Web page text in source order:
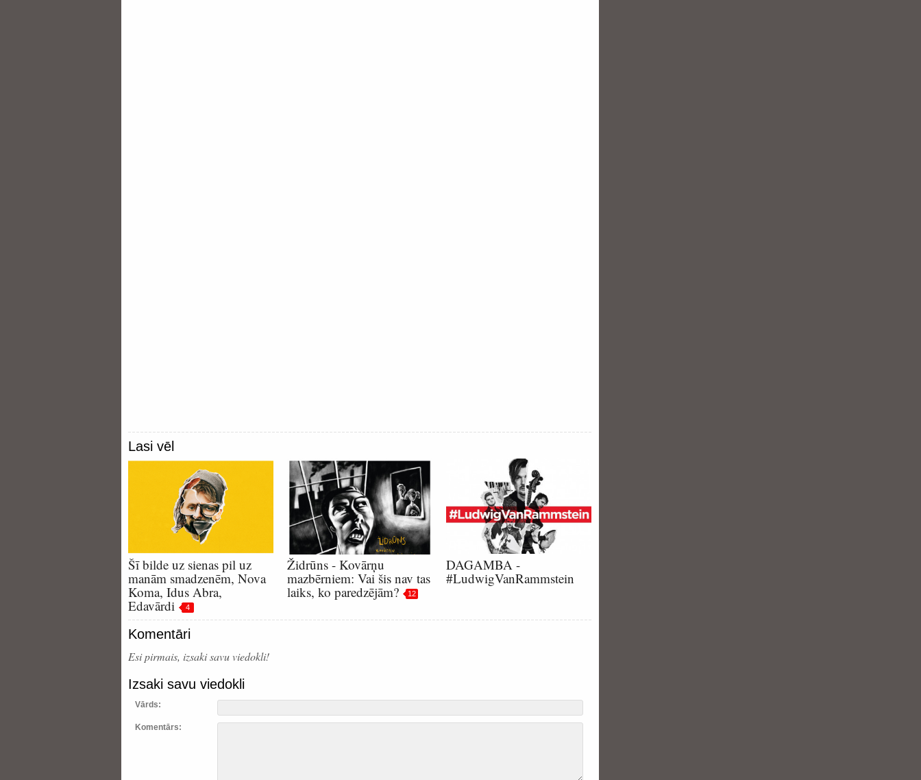
Lasi vēl
Šī bilde uz sienas pil uz
manām smadzenēm, Nova
Koma, Idus Abra,
Edavārdi
4
Židrūns - Kovārņu
mazbērniem: Vai šis nav tas
laiks, ko paredzējām?
12
DAGAMBA -
#LudwigVanRammstein
Komentāri
Esi pirmais, izsaki savu viedokli!
Izsaki savu viedokli
Vārds:
Komentārs: